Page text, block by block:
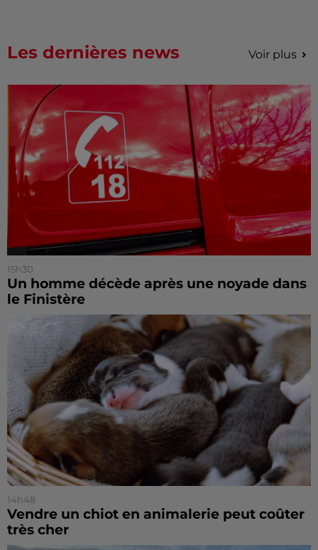
Les dernières news Voir plus
15h30
Un homme décède après une noyade dans
le Finistère
14h48
Vendre un chiot en animalerie peut coûter
très cher